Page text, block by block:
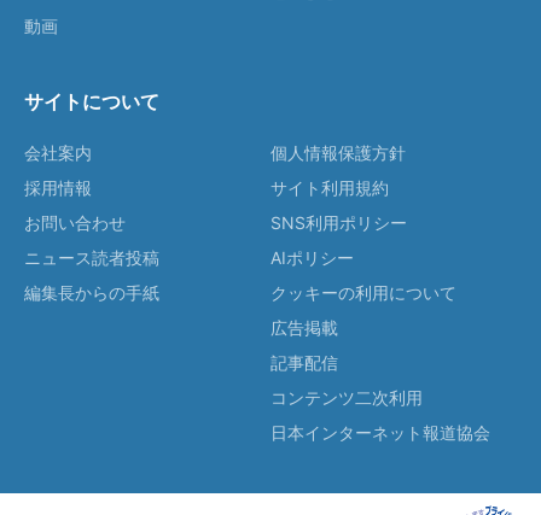
動画
サイトについて
会社案内
採用情報
お問い合わせ
ニュース読者投稿
編集長からの手紙
個人情報保護方針
サイト利用規約
SNS利用ポリシー
AIポリシー
クッキーの利用について
広告掲載
記事配信
コンテンツ二次利用
日本インターネット報道協会